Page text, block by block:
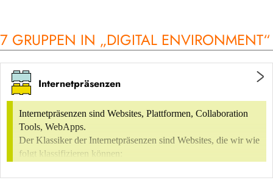
Verständnis der Interaktion ermöglichen. Sie
können Erlebnisse im dreidimensionalen Raum
evozieren.
Die Transferierung von dreidimensionalen
Objekten über mobile Endgeräte ist eine weitere
Möglichkeit, Informationen zu vermitteln und
7 GRUPPEN IN „DIGITAL ENVIRONMENT“
Internetpräsenzen
Internetpräsenzen sind Websites, Plattformen, Collaboration
Tools, WebApps.
Der Klassiker der Internetpräsenzen sind Websites, die wir wie
folgt klassifizieren können: